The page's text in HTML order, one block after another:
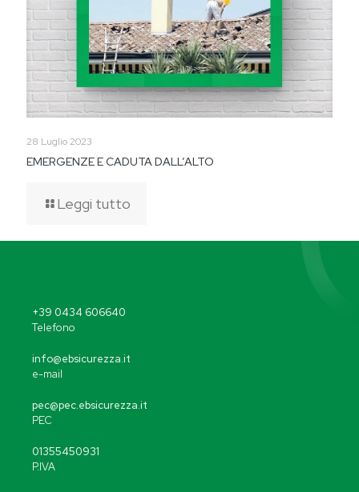
28 Luglio 2023
EMERGENZE E CADUTA DALL’ALTO
Leggi tutto
+39 0434 606640
Telefono
info@ebsicurezza.it
e-mail
pec@pec.ebsicurezza.it
PEC
01355450931
P.IVA